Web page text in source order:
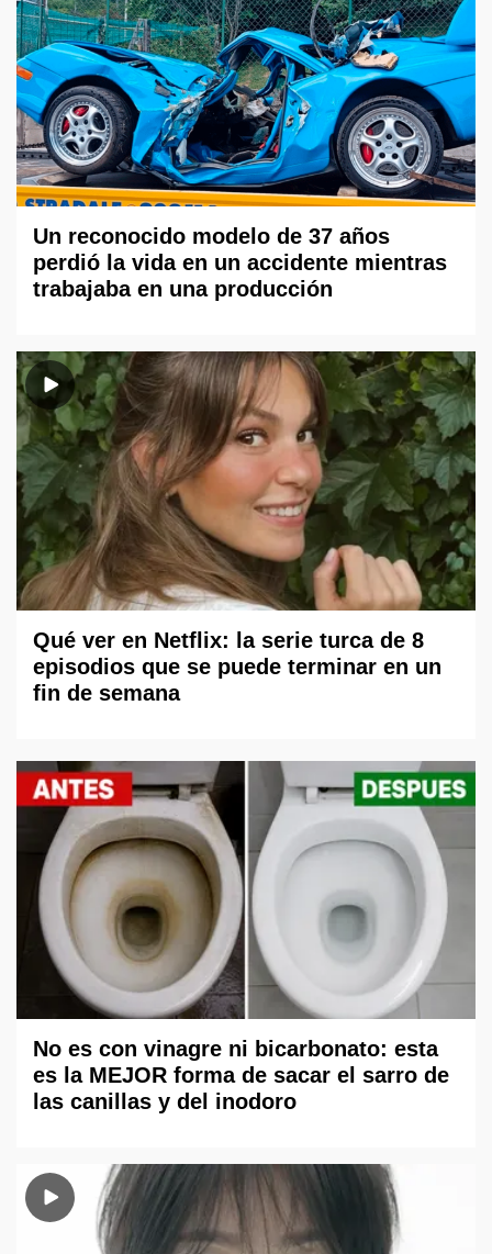
Un reconocido modelo de 37 años
perdió la vida en un accidente mientras
trabajaba en una producción
Qué ver en Netflix: la serie turca de 8
episodios que se puede terminar en un
fin de semana
No es con vinagre ni bicarbonato: esta
es la MEJOR forma de sacar el sarro de
las canillas y del inodoro